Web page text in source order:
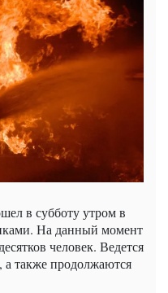
в субботу утром в
На данный момент
человек. Ведется
а также продолжаются